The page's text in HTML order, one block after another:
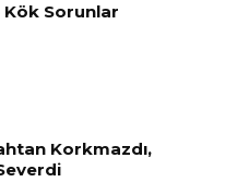
Kök Sorunlar
Korkmazdı,